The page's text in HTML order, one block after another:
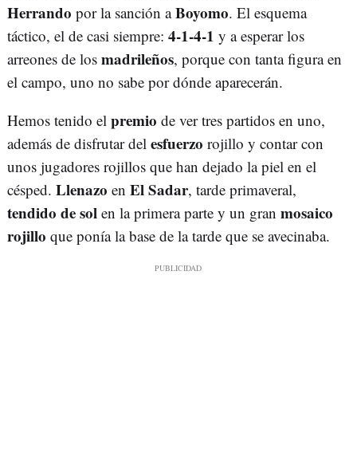
Herrando por la sanción aBoyomo. El esquema
táctico, el de casi siempre: 4-1-4-1 y a esperar los
arreones de los madrileños, porque con tanta figura en
el campo, uno no sabe por dónde aparecerán.
Hemos tenido el premio de ver tres partidos en uno,
además de disfrutar del esfuerzo rojillo y contar con
unos jugadores rojillos que han dejado la piel en el
césped. Llenazo en El Sadar, tarde primaveral,
tendido de sol en la primera parte y un gran mosaico
rojillo que ponía la base de la tarde que se avecinaba.